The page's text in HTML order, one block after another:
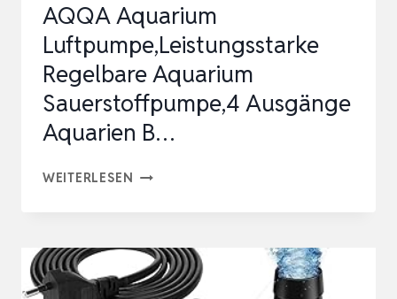
ANGELN…
AQQA Aquarium
Luftpumpe,Leistungsstarke
Regelbare Aquarium
Sauerstoffpumpe,4 Ausgänge
Aquarien B…
WEITERLESEN AQQA
REGELBARE
AQUARIUM